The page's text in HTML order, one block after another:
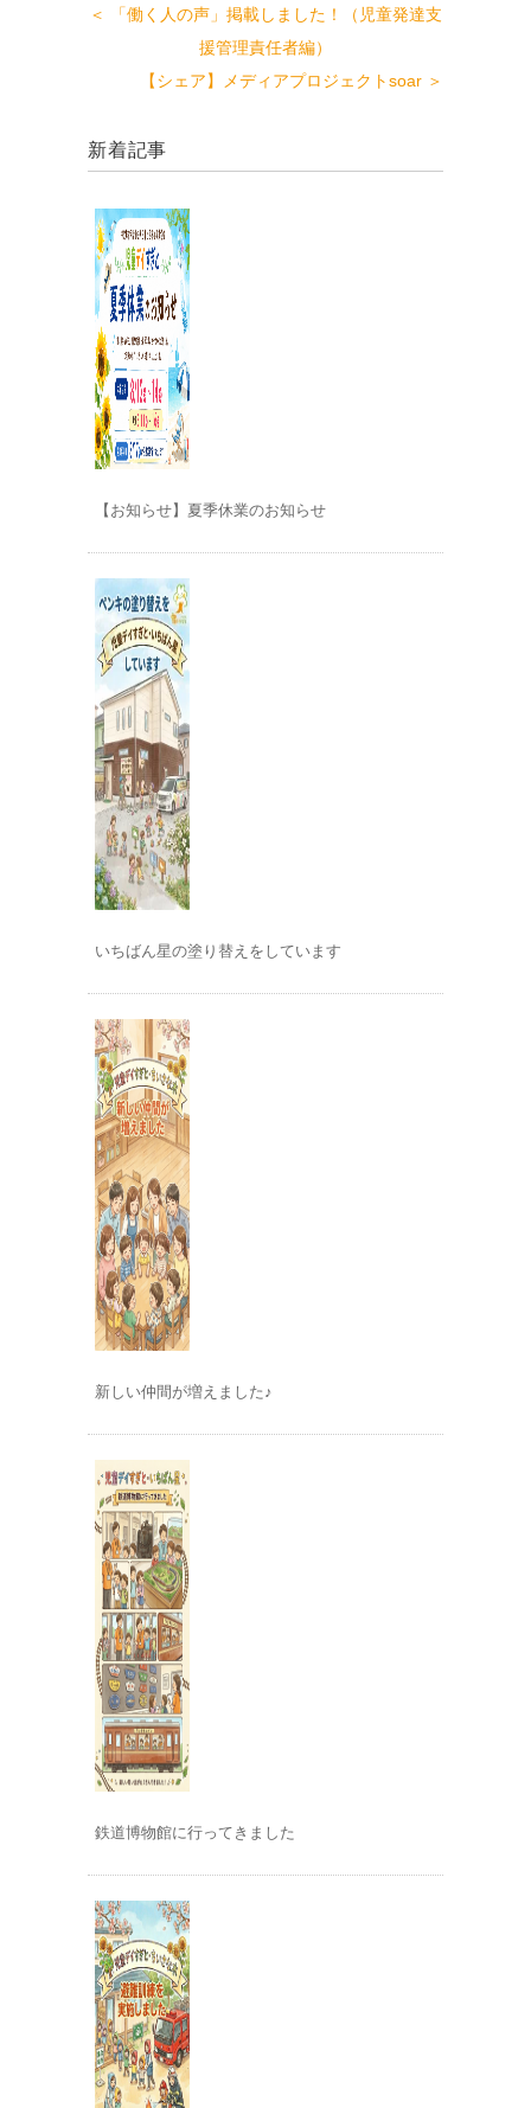
＜ 「働く人の声」掲載しました！（児童発達支
援管理責任者編）
【シェア】メディアプロジェクトsoar ＞
新着記事
【お知らせ】夏季休業のお知らせ
いちばん星の塗り替えをしています
新しい仲間が増えました♪
鉄道博物館に行ってきました